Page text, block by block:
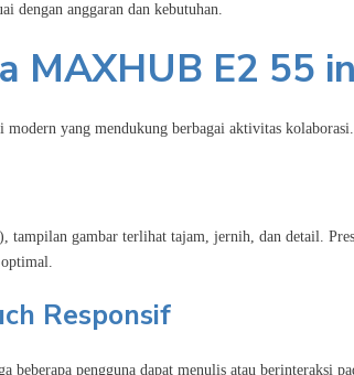
dengan anggaran dan kebutuhan.
MAXHUB E2 55
yang mendukung berbagai aktivitas kolaborasi.
tampilan gambar terlihat tajam, jernih, dan detail.
Responsif
pengguna dapat menulis atau berinteraksi